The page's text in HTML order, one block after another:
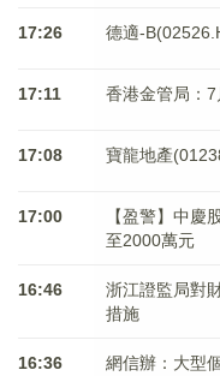
17:26 德適-
17:11 香港金管局：
17:08 寶龍地產
17:00
【盈警】中慶
至2000萬元
16:46
浙江證監局對
措施
16:36
網信辦：大型